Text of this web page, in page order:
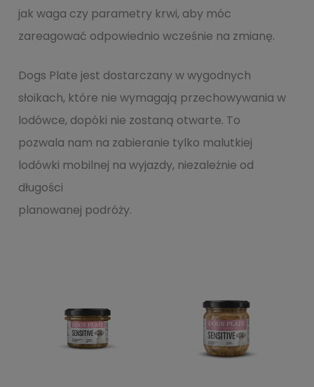
jak waga czy parametry krwi, aby móc
zareagować odpowiednio wcześnie na zmianę.
Dogs Plate jest dostarczany w wygodnych
słoikach, które nie wymagają przechowywania w
lodówce, dopóki nie zostaną otwarte. To
pozwala nam na zabieranie tylko malutkiej
lodówki mobilnej na wyjazdy, niezależnie od
długości
planowanej podróży.